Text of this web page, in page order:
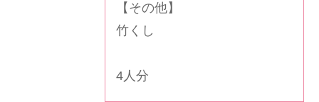
【その他】
竹くし
4人分